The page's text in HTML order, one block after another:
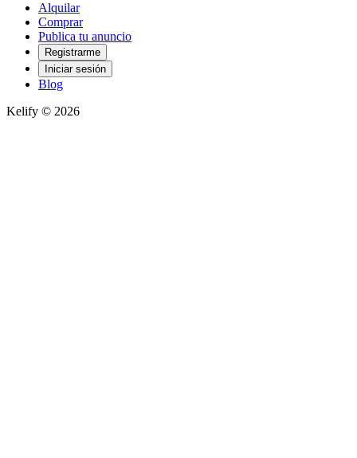
Alquilar
Comprar
Publica tu anuncio
Registrarme
Iniciar sesión
Blog
Kelify © 2026